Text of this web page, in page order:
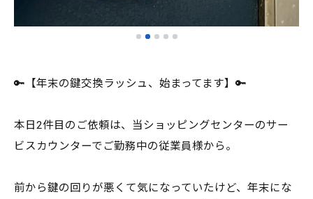
🔑【年末の鍵交換ラッシュ、始まってます】🔑
本日2件目のご依頼は、当ショッピングセンターのサー
ビスカウンターでご勤務中の従業員様から。
前から鍵の回りが悪くて気になっていたけど、年末にな